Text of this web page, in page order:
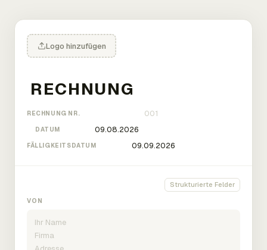
Logo hinzufügen
RECHNUNG NR.
DATUM
FÄLLIGKEITSDATUM
Strukturierte Felder
VON